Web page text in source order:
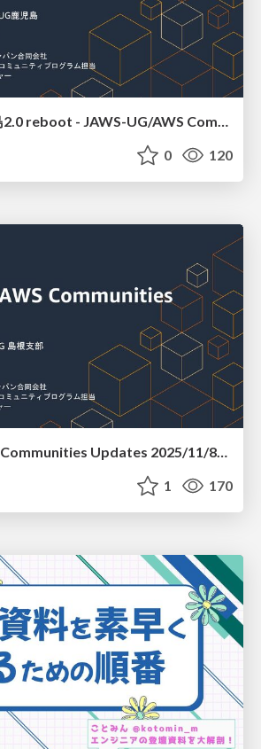
JAWS-UG鹿児島2.0 reboot - JAWS-UG/AWS Communitiesのご紹介
0 120
1 170